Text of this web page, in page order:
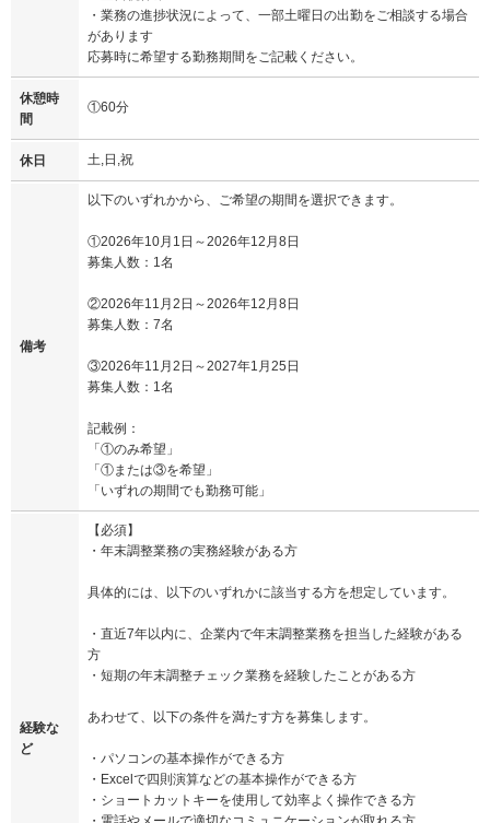
・業務の進捗状況によって、一部土曜日の出勤をご相談する場合
があります
応募時に希望する勤務期間をご記載ください。
休憩時
間
①60分
休日 土,日,祝
備考
以下のいずれかから、ご希望の期間を選択できます。
①2026年10月1日～2026年12月8日
募集人数：1名
②2026年11月2日～2026年12月8日
募集人数：7名
③2026年11月2日～2027年1月25日
募集人数：1名
記載例：
「①のみ希望」
「①または③を希望」
「いずれの期間でも勤務可能」
経験な
ど
【必須】
・年末調整業務の実務経験がある方
具体的には、以下のいずれかに該当する方を想定しています。
・直近7年以内に、企業内で年末調整業務を担当した経験がある
方
・短期の年末調整チェック業務を経験したことがある方
あわせて、以下の条件を満たす方を募集します。
・パソコンの基本操作ができる方
・Excelで四則演算などの基本操作ができる方
・ショートカットキーを使用して効率よく操作できる方